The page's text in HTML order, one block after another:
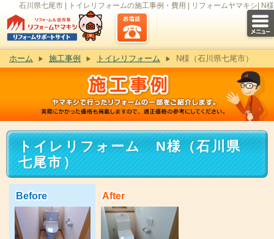
石川県七尾市 | トイレリフォームの施工事例・費用 | リフォームヤマキシ| N様
ホーム 施工事例 トイレリフォーム N様（石川県七尾市）
トイレリフォーム N様（石川県
七尾市）
Before After